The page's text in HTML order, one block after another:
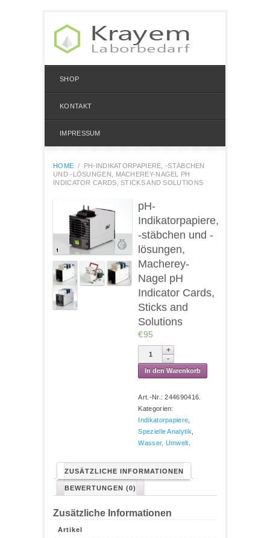
SHOP
KONTAKT
IMPRESSUM
HOME /
PH-INDIKATORPAPIERE, -STÄBCHEN
UND -LÖSUNGEN, MACHEREY-NAGEL PH
INDICATOR CARDS, STICKS AND SOLUTIONS
pH-
Indikatorpapiere,
-stäbchen und -
lösungen,
Macherey-
Nagel pH
Indicator Cards,
Sticks and
Solutions
€95
In den Warenkorb
Art.-Nr.:244690416
Kategorien:
Indikatorpapiere
Spezielle Analytik
Wasser, Umwelt
ZUSÄTZLICHE INFORMATIONEN
BEWERTUNGEN (0)
Zusätzliche Informationen
Artikel